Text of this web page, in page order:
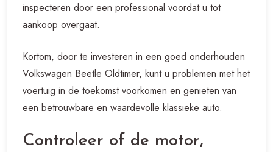
inspecteren door een professional voordat u tot
aankoop overgaat.
Kortom, door te investeren in een goed onderhouden
Volkswagen Beetle Oldtimer, kunt u problemen met het
voertuig in de toekomst voorkomen en genieten van
een betrouwbare en waardevolle klassieke auto.
Controleer of de motor,